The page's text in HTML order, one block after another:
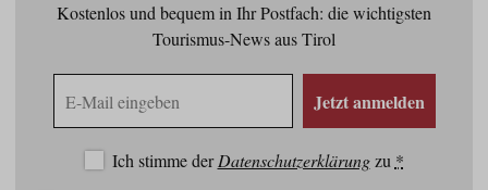
Kostenlos und bequem in Ihr Postfach: die wichtigsten
Tourismus-News aus Tirol
Mail
Jetzt anmelden
Ich stimme derDatenschutzerklärungzu *